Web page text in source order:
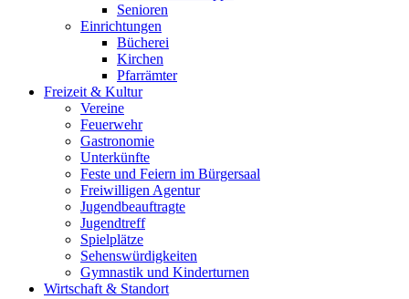
Senioren
Einrichtungen
Bücherei
Kirchen
Pfarrämter
Freizeit & Kultur
Vereine
Feuerwehr
Gastronomie
Unterkünfte
Feste und Feiern im Bürgersaal
Freiwilligen Agentur
Jugendbeauftragte
Jugendtreff
Spielplätze
Sehenswürdigkeiten
Gymnastik und Kinderturnen
Wirtschaft & Standort